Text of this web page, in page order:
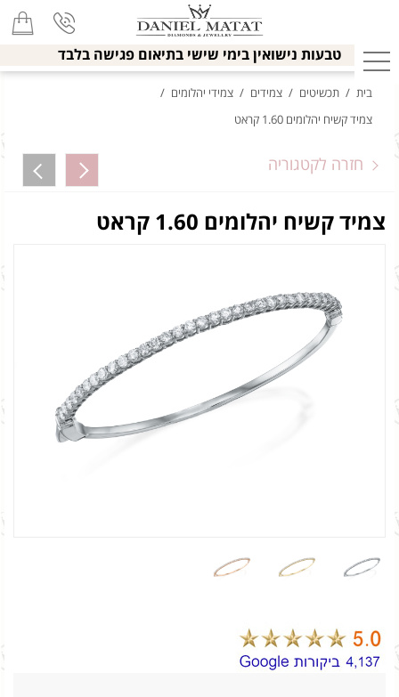
טבעות נישואין בימי שישי בתיאום פגישה בלבד
בית / תכשיטים / צמידים / צמידי יהלומים /
צמיד קשיח יהלומים 1.60 קראט
חזרה לקטגוריה
צמיד קשיח יהלומים 1.60 קראט